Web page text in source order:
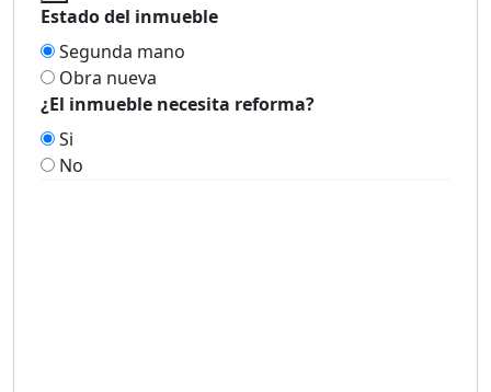
Estado del inmueble
Segunda mano
Obra nueva
¿El inmueble necesita reforma?
Si
No